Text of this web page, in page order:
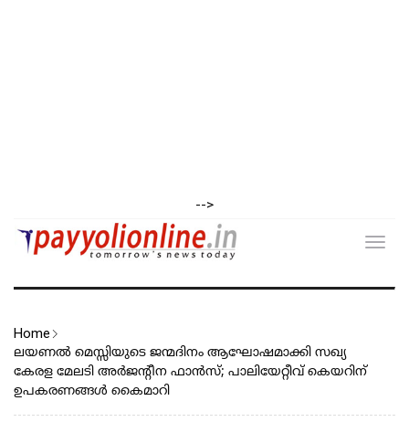
-->
Home
ലയണൽ മെസ്സിയുടെ ജന്മദിനം ആഘോഷമാക്കി സഖ്യ
കേരള മേലടി അർജന്റീന ഫാൻസ്; പാലിയേറ്റീവ് കെയറിന്
ഉപകരണങ്ങൾ കൈമാറി